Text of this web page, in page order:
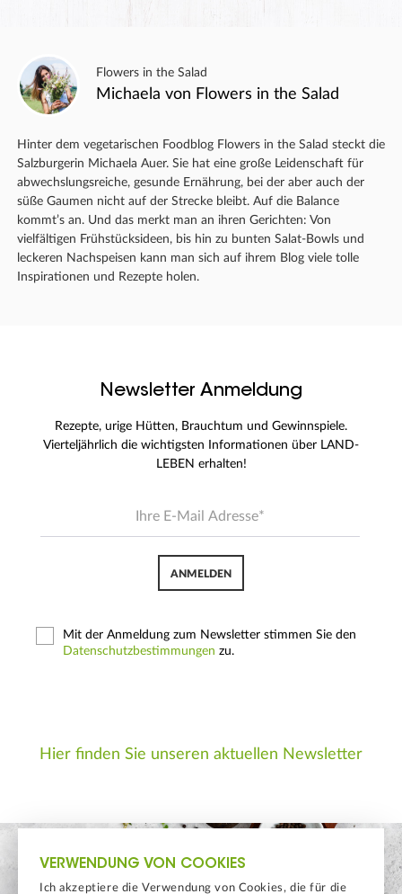
Flowers in the Salad
Michaela von Flowers in the Salad
Hinter dem vegetarischen Foodblog Flowers in the Salad steckt die
Salzburgerin Michaela Auer. Sie hat eine große Leidenschaft für
abwechslungsreiche, gesunde Ernährung, bei der aber auch der
süße Gaumen nicht auf der Strecke bleibt. Auf die Balance
kommt’s an. Und das merkt man an ihren Gerichten: Von
vielfältigen Frühstücksideen, bis hin zu bunten Salat-Bowls und
leckeren Nachspeisen kann man sich auf ihrem Blog viele tolle
Inspirationen und Rezepte holen.
Newsletter Anmeldung
Rezepte, urige Hütten, Brauchtum und Gewinnspiele.
Vierteljährlich die wichtigsten Informationen über LAND-
LEBEN erhalten!
ANMELDEN
Mit der Anmeldung zum Newsletter stimmen Sie den
Datenschutzbestimmungen zu.
Hier finden Sie unseren aktuellen Newsletter
VERWENDUNG VON COOKIES
Ich akzeptiere die Verwendung von Cookies, die für die